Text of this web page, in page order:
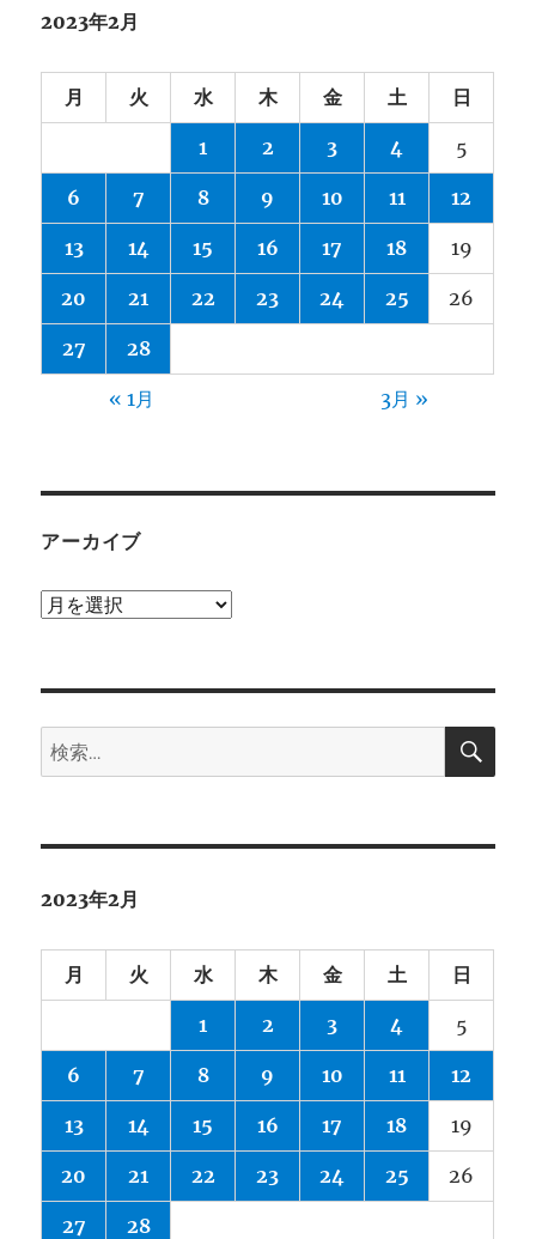
2023年2月
月 火 水 木 金 土 日
1 2 3 4 5
6 7 8 9 10 11 12
13 14 15 16 17 18 19
20 21 22 23 24 25 26
27 28
« 1月 3月 »
アーカイブ
ア
検
索:
検
2023年2月
月 火 水 木 金 土 日
1 2 3 4 5
6 7 8 9 10 11 12
13 14 15 16 17 18 19
20 21 22 23 24 25 26
27 28